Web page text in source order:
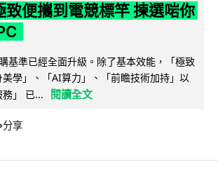
便攜到電競標竿 揀選啱你
基準已經全面升級。除了基本效能，「極致
學」、「AI算力」、「前瞻技術加持」以
」 已...
閱讀全文
分享